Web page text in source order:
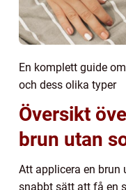
En komplett guide
och dess olika typer
Översikt
brun utan
Att applicera en brun
snabbt sätt att få en